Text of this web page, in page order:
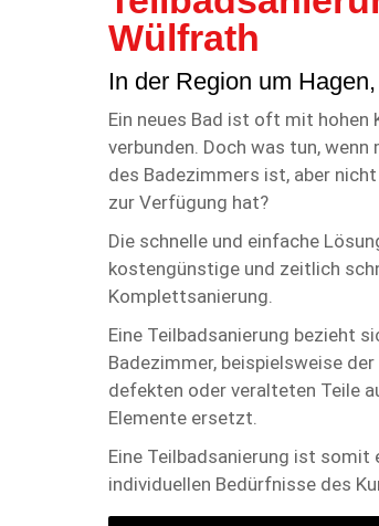
Wülfrath
In der Region um
Ein neues Bad ist oft mit hohen
verbunden. Doch was tun,
des Badezimmers ist, aber
zur Verfügung hat?
Die schnelle und einfache
kostengünstige und zeitlich
Komplettsanierung.
Eine Teilbadsanierung bezieht
Badezimmer, beispielsweise
defekten oder veralteten Teile
Elemente ersetzt.
Eine Teilbadsanierung ist somit
individuellen Bedürfnisse des